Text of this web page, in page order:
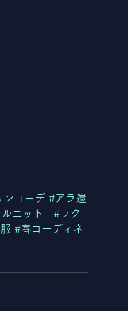
ンコーデ #アラ還
エット
#ラク
#春コーディネ